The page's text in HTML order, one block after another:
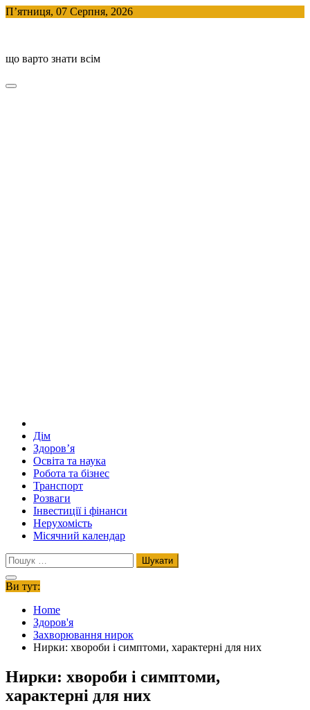
Skip
П’ятниця, 07 Серпня, 2026
що варто знати всім
Дім
Здоров’я
Освіта та наука
Робота та бізнес
Транспорт
Розваги
Інвестиції і фінанси
Нерухомість
Місячний календар
Пошук:
Ви тут:
Home
Здоров'я
Захворювання нирок
Нирки: хвороби і симптоми, характерні для них
Нирки: хвороби і симптоми,
характерні для них